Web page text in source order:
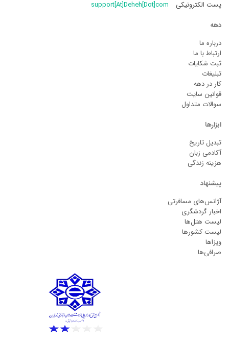
پست الکترونیکی
support[At]Deheh[Dot]com
دهه
درباره ما
ارتباط با ما
ثبت شکایات
تبلیغات
کار در دهه
قوانین سایت
سوالات متداول
ابزارها
تبدیل تاریخ
آکادمی زبان
هزینه زندگی
پیشنهاد
آژانس‌های مسافرتی
اخبار گردشگری
لیست هتل‌ها
لیست کشورها
ویزاها
صرافی‌ها